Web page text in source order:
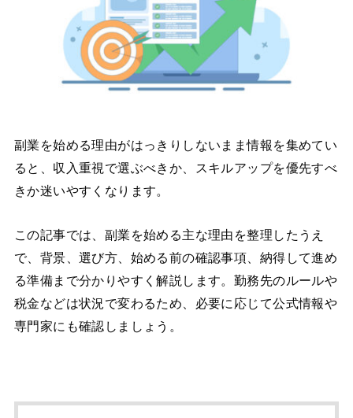
副業を始める理由がはっきりしないまま情報を集めてい
ると、収入重視で選ぶべきか、スキルアップを優先すべ
きか迷いやすくなります。
この記事では、副業を始める主な理由を整理したうえ
で、背景、選び方、始める前の確認事項、納得して進め
る準備まで分かりやすく解説します。勤務先のルールや
税金などは状況で変わるため、必要に応じて公式情報や
専門家にも確認しましょう。